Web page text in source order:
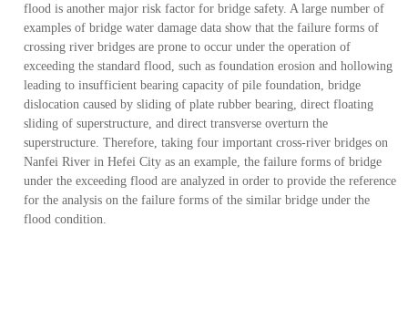
flood is another major risk factor for bridge safety. A large number of
examples of bridge water damage data show that the failure forms of
crossing river bridges are prone to occur under the operation of
exceeding the standard flood, such as foundation erosion and hollowing
leading to insufficient bearing capacity of pile foundation, bridge
dislocation caused by sliding of plate rubber bearing, direct floating
sliding of superstructure, and direct transverse overturn the
superstructure. Therefore, taking four important cross-river bridges on
Nanfei River in Hefei City as an example, the failure forms of bridge
under the exceeding flood are analyzed in order to provide the reference
for the analysis on the failure forms of the similar bridge under the
flood condition.